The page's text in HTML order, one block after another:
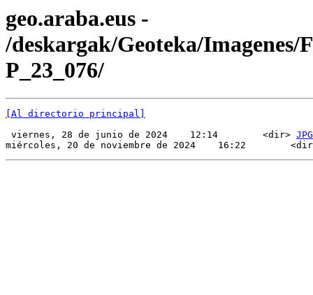
geo.araba.eus -
/deskargak/Geoteka/Imagenes/
P_23_076/
[Al directorio principal]
viernes, 28 de junio de 2024    12:14        <dir> JPG
miércoles, 20 de noviembre de 2024    16:22